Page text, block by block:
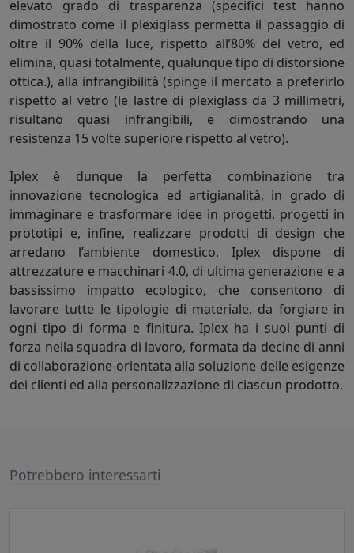
elevato grado di trasparenza (specifici test hanno
dimostrato come il plexiglass permetta il passaggio di
oltre il 90% della luce, rispetto all’80% del vetro, ed
elimina, quasi totalmente, qualunque tipo di distorsione
ottica.), alla infrangibilità (spinge il mercato a preferirlo
rispetto al vetro (le lastre di plexiglass da 3 millimetri,
risultano quasi infrangibili, e dimostrando una
resistenza 15 volte superiore rispetto al vetro).
Iplex è dunque la perfetta combinazione tra
innovazione tecnologica ed artigianalità, in grado di
immaginare e trasformare idee in progetti, progetti in
prototipi e, infine, realizzare prodotti di design che
arredano l’ambiente domestico. Iplex dispone di
attrezzature e macchinari 4.0, di ultima generazione e a
bassissimo impatto ecologico, che consentono di
lavorare tutte le tipologie di materiale, da forgiare in
ogni tipo di forma e finitura. Iplex ha i suoi punti di
forza nella squadra di lavoro, formata da decine di anni
di collaborazione orientata alla soluzione delle esigenze
dei clienti ed alla personalizzazione di ciascun prodotto.
Potrebbero interessarti